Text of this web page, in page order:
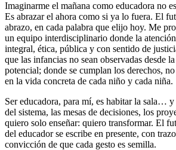
Imaginarme el mañana como educadora no
Es abrazar el ahora como si ya lo fuera. El
abrazo, en cada palabra que elijo hoy. Me
un equipo interdisciplinario donde la
integral, ética, pública y con sentido de
que las infancias no sean observadas desde
potencial; donde se cumplan los derechos,
en la vida concreta de cada niño y cada niña.
Ser educadora, para mí, es habitar la sala…
del sistema, las mesas de decisiones, los
quiero solo enseñar: quiero transformar. El
del educador se escribe en presente, con
convicción de que cada gesto es semilla.